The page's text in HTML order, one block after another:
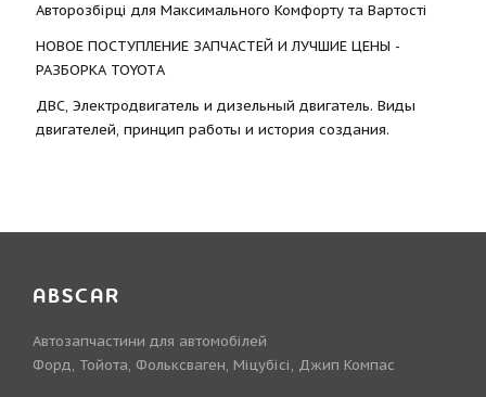
Авторозбірці для Максимального Комфорту та Вартості
НОВОЕ ПОСТУПЛЕНИЕ ЗАПЧАСТЕЙ И ЛУЧШИЕ ЦЕНЫ -
РАЗБОРКА TOYOTА
ДВС, Электродвигатель и дизельный двигатель. Виды
двигателей, принцип работы и история создания.
ABSCAR
Автозапчастини для автомобілей
Форд, Тойота, Фольксваген, Міцубісі, Джип Компас